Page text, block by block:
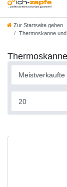
Zur Startseite gehen
Thermoskanne